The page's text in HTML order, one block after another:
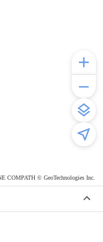
COMPATH © GeoTechnologies Inc.